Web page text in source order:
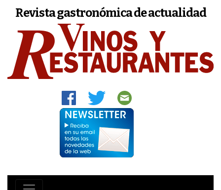
Revista gastronómica de actualidad